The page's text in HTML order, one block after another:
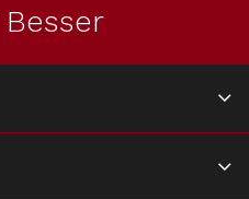
p
v
v